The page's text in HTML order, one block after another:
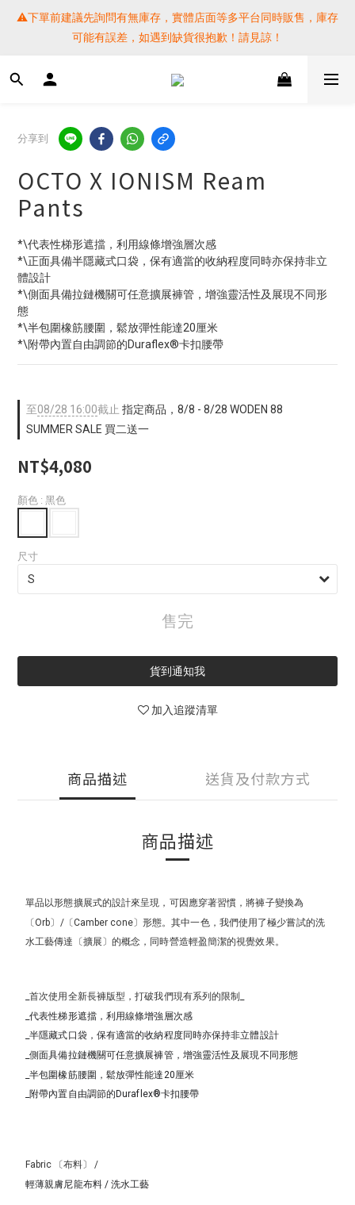
⚠️下單前建議先詢問有無庫存，實體店面等多平台同時販售，庫存
可能有誤差，如遇到缺貨很抱歉！請見諒！
⚠️下單前建議先詢問有無庫存，實體店面等多平台同時販售，庫存
可能有誤差，如遇到缺貨很抱歉！請見諒！
SF EXPRESS WORLD SHIPPING
提醒各位⚠️下單後寄出，請務必在時間內完成取貨才是乖寶寶呦~
如未取貨必須支付運費! 謝謝
⚠️下單前建議先詢問有無庫存，實體店面等多平台同時販售，庫存
可能有誤差，如遇到缺貨很抱歉！請見諒！
分享到
OCTO X IONISM Ream
Pants
*\代表性梯形遮擋，利用線條增強層次感
*\正面具備半隱藏式口袋，保有適當的收納程度同時亦保持非立
體設計
*\側面具備拉鏈機關可任意擴展褲管，增強靈活性及展現不同形
態
*\半包圍橡筋腰圍，鬆放彈性能達20厘米
*\附帶內置自由調節的Duraflex®卡扣腰帶
至08/28 16:00截止 指定商品，8/8 - 8/28 WODEN 88
SUMMER SALE 買二送一
NT$4,080
顏色 : 黑色
尺寸
售完
貨到通知我
加入追蹤清單
商品描述 送貨及付款方式
商品描述
單品以形態擴展式的設計來呈現，可因應穿著習慣，將褲子變換為
〔Orb〕/〔Camber cone〕形態。其中一色，我們使用了極少嘗試的洗
水工藝傳達〔擴展〕的概念，同時營造輕盈簡潔的視覺效果。
_首次使用全新長褲版型，打破我們現有系列的限制
_代表性梯形遮擋，利用線條增強層次感
_半隱藏式口袋，保有適當的收納程度同時亦保持非立體設計
_側面具備拉鏈機關可任意擴展褲管，增強靈活性及展現不同形態
_半包圍橡筋腰圍，鬆放彈性能達20厘米
_附帶內置自由調節的Duraflex®卡扣腰帶
Fabric 〔布料〕 /
輕薄親膚尼龍布料 / 洗水工藝